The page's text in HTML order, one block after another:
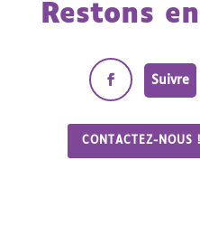
Restons
Suivre
CONTACTEZ-NOUS !